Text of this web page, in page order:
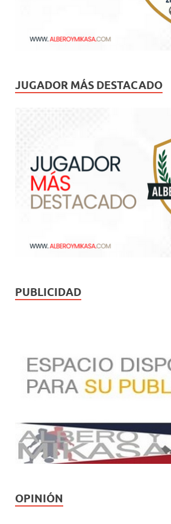
JUGADOR MÁS DESTACADO
PUBLICIDAD
OPINIÓN